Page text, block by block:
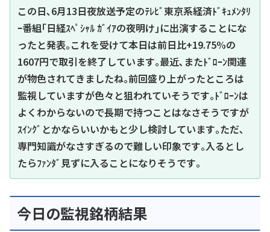
この日､6月13日夜放送予定のﾃﾚﾋﾞ東京系経済ﾄﾞｷｭﾒﾝﾀﾘ
ｰ番組｢日経ｽﾍﾟｼｬﾙ ｶﾞｲｱの夜明け｣に出演することにな
ったと発表｡これを受けて本日は前日比+19.75%の
1607円で取引を終了しています｡最近､またﾄﾞﾛｰﾝ関連
が物色されてきましたね｡前回盛り上がったところは
監視していますが色々と狙われていそうです｡ﾄﾞﾛｰﾝは
よくわからないので長期で持つことはなさそうですが
ｽｲﾝｸﾞとかならいいかもと少し検討しています｡ただ､
専門知識がなさすぎるので難しい印象です｡入るとし
たらﾌｧﾝﾀﾞ見ずに入ることになりそうです｡
今日の監視銘柄結果